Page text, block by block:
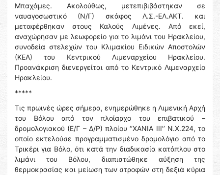
Μπαχάμες. Ακολούθως, μετεπιβιβάστηκαν σε
ναυαγοσωστικό (Ν/Γ) σκάφος Λ.Σ.-ΕΛ.ΑΚΤ. και
μεταφέρθηκαν στους Καλούς Λιμένες. Από εκεί,
αναχώρησαν με λεωφορείο για το λιμάνι του Ηρακλείου,
συνοδεία στελεχών του Κλιμακίου Ειδικών Αποστολών
(ΚΕΑ) του Κεντρικού Λιμεναρχείου Ηρακλείου.
Προανάκριση διενεργείται από το Κεντρικό Λιμεναρχείο
Ηρακλείου.
*****
Τις πρωινές ώρες σήμερα, ενημερώθηκε η Λιμενική Αρχή
του Βόλου από τον πλοίαρχο του επιβατικού –
δρομολογιακού (Ε/Γ – Δ/Ρ) πλοίου ‘’ΧΑΝΙΑ ΙΙΙ’’ Ν.Χ.224, το
οποίο εκτελούσε προγραμματισμένο δρομολόγιο από το
Τρικέρι για Βόλο, ότι κατά την διαδικασία κατάπλου στο
λιμάνι του Βόλου, διαπιστώθηκε αύξηση της
θερμοκρασίας και μείωση των στροφών στη δεξιά κύρια